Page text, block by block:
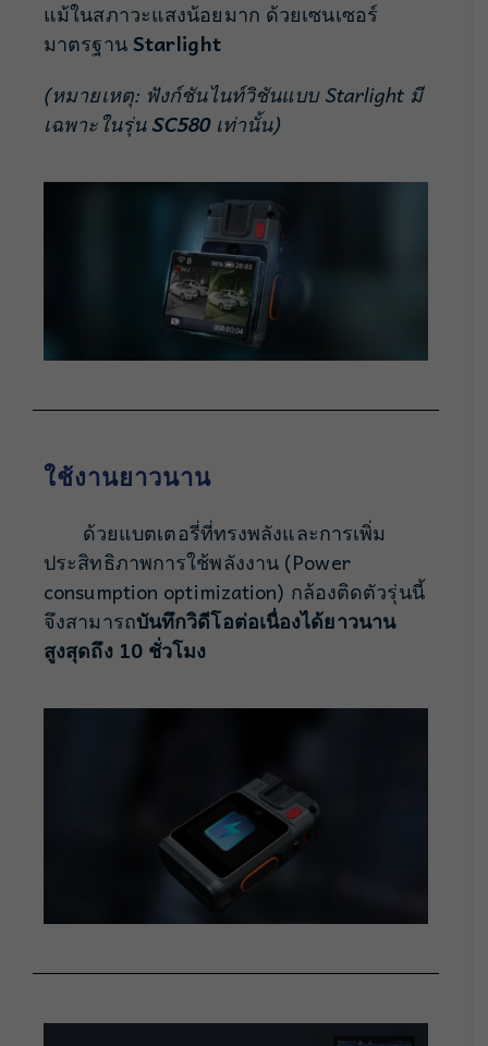
แม้ในสภาวะแสงน้อยมาก ด้วยเซนเซอร์
มาตรฐานStarlight
(หมายเหตุ: ฟังก์ชันไนท์วิชันแบบ Starlight มี
เฉพาะในรุ่นSC580เท่านั้น)
ใช้งานยาวนาน
ด้วยแบตเตอรี่ที่ทรงพลังและการเพิ่ม
ประสิทธิภาพการใช้พลังงาน (Power
consumption optimization) กล้องติดตัวรุ่นนี้
จึงสามารถบันทึกวิดีโอต่อเนื่องได้ยาวนาน
สูงสุดถึง 10 ชั่วโมง